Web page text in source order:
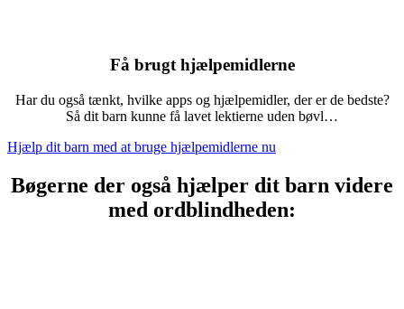
Få brugt hjælpemidlerne
Har du også tænkt, hvilke apps og hjælpemidler, der er de bedste?
Så dit barn kunne få lavet lektierne uden bøvl…
Hjælp dit barn med at bruge hjælpemidlerne nu
Bøgerne der også hjælper dit barn videre
med ordblindheden: